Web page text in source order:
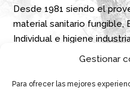
Gestionar
Para ofrecer las mejores
Desde 1981 siendo el
material sanitario
Individual e higiene
48340 Amorebieta, Bizkaia,